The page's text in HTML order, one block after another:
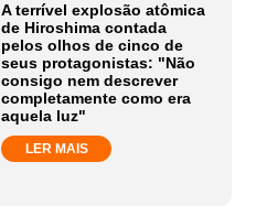
A terrível explosão atômica
de Hiroshima contada
pelos olhos de cinco de
seus protagonistas: "Não
consigo nem descrever
completamente como era
aquela luz"
LER MAIS